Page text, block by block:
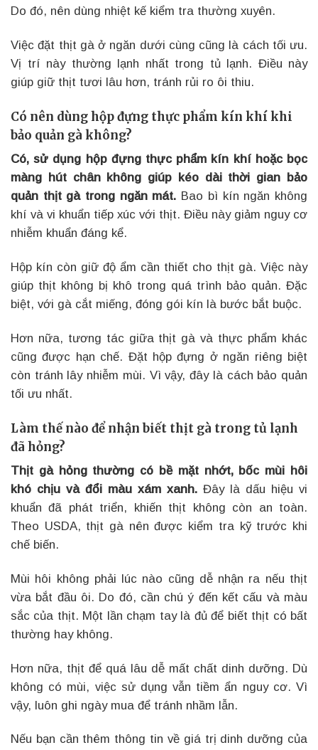
Do đó, nên dùng nhiệt kế kiểm tra thường xuyên.
Việc đặt thịt gà ở ngăn dưới cùng cũng là cách tối ưu.
Vị trí này thường lạnh nhất trong tủ lạnh. Điều này
giúp giữ thịt tươi lâu hơn, tránh rủi ro ôi thiu.
Có nên dùng hộp đựng thực phẩm kín khí khi
bảo quản gà không?
Có, sử dụng hộp đựng thực phẩm kín khí hoặc bọc
màng hút chân không giúp kéo dài thời gian bảo
quản thịt gà trong ngăn mát. Bao bì kín ngăn không
khí và vi khuẩn tiếp xúc với thịt. Điều này giảm nguy cơ
nhiễm khuẩn đáng kể.
Hộp kín còn giữ độ ẩm cần thiết cho thịt gà. Việc này
giúp thịt không bị khô trong quá trình bảo quản. Đặc
biệt, với gà cắt miếng, đóng gói kín là bước bắt buộc.
Hơn nữa, tương tác giữa thịt gà và thực phẩm khác
cũng được hạn chế. Đặt hộp đựng ở ngăn riêng biệt
còn tránh lây nhiễm mùi. Vì vậy, đây là cách bảo quản
tối ưu nhất.
Làm thế nào để nhận biết thịt gà trong tủ lạnh
đã hỏng?
Thịt gà hỏng thường có bề mặt nhớt, bốc mùi hôi
khó chịu và đổi màu xám xanh. Đây là dấu hiệu vi
khuẩn đã phát triển, khiến thịt không còn an toàn.
Theo USDA, thịt gà nên được kiểm tra kỹ trước khi
chế biến.
Mùi hôi không phải lúc nào cũng dễ nhận ra nếu thịt
vừa bắt đầu ôi. Do đó, cần chú ý đến kết cấu và màu
sắc của thịt. Một lần chạm tay là đủ để biết thịt có bất
thường hay không.
Hơn nữa, thịt để quá lâu dễ mất chất dinh dưỡng. Dù
không có mùi, việc sử dụng vẫn tiềm ẩn nguy cơ. Vì
vậy, luôn ghi ngày mua để tránh nhầm lẫn.
Nếu bạn cần thêm thông tin về giá trị dinh dưỡng của